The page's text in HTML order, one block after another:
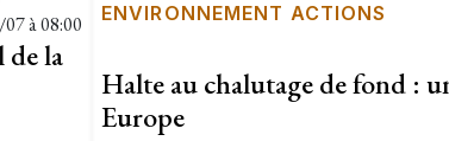
à 08:00
de la
ENVIRONNEMENT ACTIONS
Halte au chalutage de fond :
Europe